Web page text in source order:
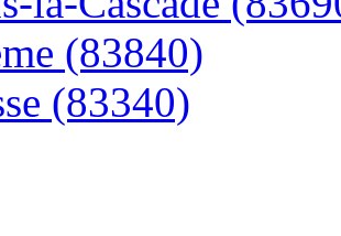
(83840)
(83340)